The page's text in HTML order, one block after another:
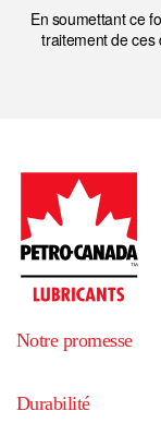
En soumettant ce
traitement de
Notre promesse
Durabilité